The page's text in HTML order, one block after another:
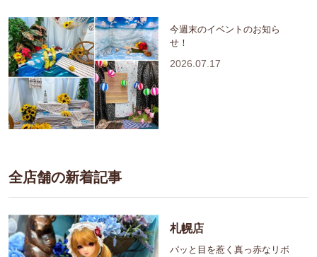
今週末のイベントのお知ら
せ！
2026.07.17
全店舗の新着記事
札幌店
パッと目を惹く真っ赤なリボ